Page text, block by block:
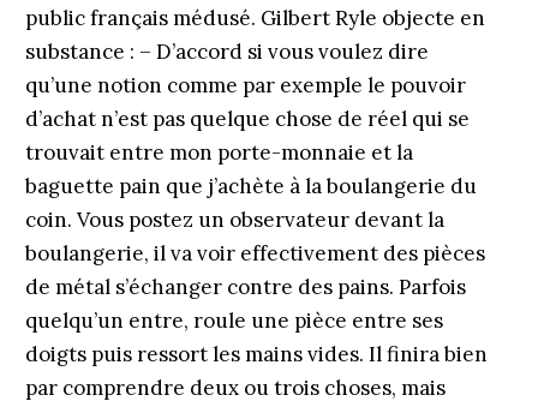
public français médusé. Gilbert Ryle objecte en
substance : – D’accord si vous voulez dire
qu’une notion comme par exemple le pouvoir
d’achat n’est pas quelque chose de réel qui se
trouvait entre mon porte-monnaie et la
baguette pain que j’achète à la boulangerie du
coin. Vous postez un observateur devant la
boulangerie, il va voir effectivement des pièces
de métal s’échanger contre des pains. Parfois
quelqu’un entre, roule une pièce entre ses
doigts puis ressort les mains vides. Il finira bien
par comprendre deux ou trois choses, mais